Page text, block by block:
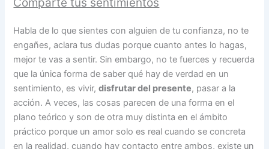
Comparte tus sentimientos
Habla de lo que sientes con alguien de tu confianza, no te
engañes, aclara tus dudas porque cuanto antes lo hagas,
mejor te vas a sentir. Sin embargo, no te fuerces y recuerda
que la única forma de saber qué hay de verdad en un
sentimiento, es vivir,disfrutar del presente, pasar a la
acción. A veces, las cosas parecen de una forma en el
plano teórico y son de otra muy distinta en el ámbito
práctico porque un amor solo es real cuando se concreta
en la realidad, cuando hay contacto entre ambos, existe un